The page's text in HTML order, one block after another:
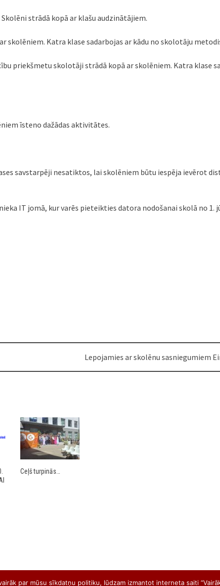
Skolēni strādā kopā ar klašu audzinātājiem.
skolēniem. Katra klase sadarbojas ar kādu no skolotāju
priekšmetu skolotāji strādā kopā ar skolēniem. Katra klase
īsteno dažādas aktivitātes.
savstarpēji nesatiktos, lai skolēniem būtu iespēja ievērot
IT jomā, kur varēs pieteikties datora nodošanai skolā no 1.
Lepojamies ar skolēnu sasniegumiem
Ceļš turpinās…
par mūsu sīkdatņu politiku, lūdzam izmantot interneta saiti